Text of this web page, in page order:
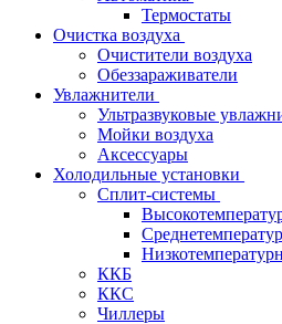
Термостаты
Очистка воздуха
Очистители воздуха
Обеззараживатели
Увлажнители
Ультразвуковые
Мойки воздуха
Аксессуары
Холодильные установки
Сплит-системы
ККБ
ККС
Чиллеры